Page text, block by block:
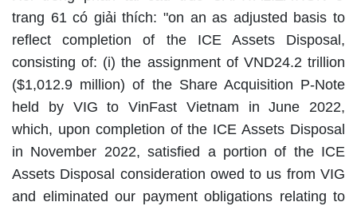
trang 61 có giải thích: "on an as adjusted basis to
reflect completion of the ICE Assets Disposal,
consisting of: (i) the assignment of VND24.2 trillion
($1,012.9 million) of the Share Acquisition P-Note
held by VIG to VinFast Vietnam in June 2022,
which, upon completion of the ICE Assets Disposal
in November 2022, satisfied a portion of the ICE
Assets Disposal consideration owed to us from VIG
and eliminated our payment obligations relating to